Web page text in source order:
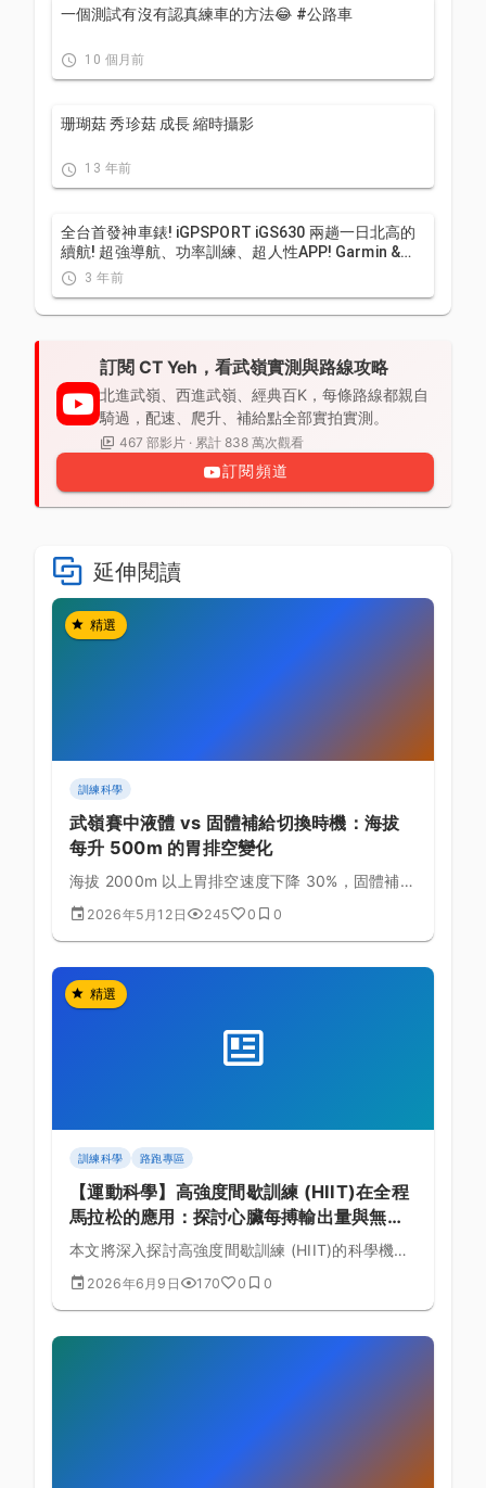
一個測試有沒有認真練車的方法😂 #公路車
10 個月前
珊瑚菇 秀珍菇 成長 縮時攝影
13 年前
全台首發神車錶! iGPSPORT iGS630 兩趟一日北高的
續航! 超強導航、功率訓練、超人性APP! Garmin &
Bryton 有對手了嗎？ | 公路車 ｜CT Yeh
3 年前
訂閱 CT Yeh，看武嶺實測與路線攻略
北進武嶺、西進武嶺、經典百K，每條路線都親自
騎過，配速、爬升、補給點全部實拍實測。
467 部影片 · 累計 838 萬次觀看
訂閱頻道
延伸閱讀
精選
訓練科學
武嶺賽中液體 vs 固體補給切換時機：海拔
每升 500m 的胃排空變化
海拔 2000m 以上胃排空速度下降 30%，固體補給
易引起腹脹。掌握液體與固體的切換時機，避免後
段噁心與停車嘔吐的慘劇。
2026年5月12日 245 0 0
精選
訓練科學 路跑專區
【運動科學】高強度間歇訓練 (HIIT)在全程
馬拉松的應用：探討心臟每搏輸出量與無氧
耐力的生理實證與課表規劃的黃金法則
本文將深入探討高強度間歇訓練 (HIIT)的科學機
制，結合全程馬拉松的生理需求，詳細解析心臟每
搏輸出量與無氧耐力的理論基礎與具體訓練課表排
2026年6月9日 170 0 0